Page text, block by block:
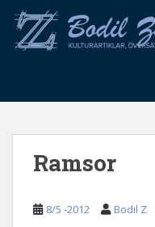
o
Ramsor
8/5 -2012 Bodil Z